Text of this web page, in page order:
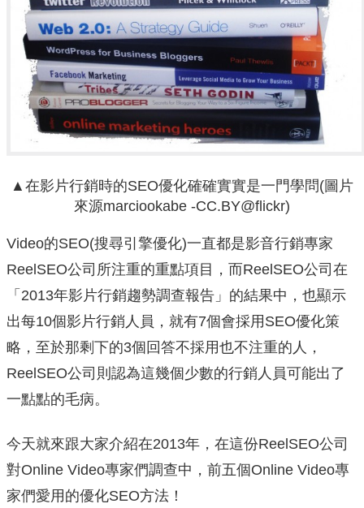
▲在影片行銷時的SEO優化確確實實是一門學問(圖片
來源marciookabe -CC.BY@ﬂickr)
Video的SEO(搜尋引擎優化)一直都是影音行銷專家
ReelSEO公司所注重的重點項目，而ReelSEO公司在
「2013年影片行銷趨勢調查報告」的結果中，也顯示
出每10個影片行銷人員，就有7個會採用SEO優化策
略，至於那剩下的3個回答不採用也不注重的人，
ReelSEO公司則認為這幾個少數的行銷人員可能出了
一點點的毛病。
今天就來跟大家介紹在2013年，在這份ReelSEO公司
對Online Video專家們調查中，前五個Online Video專
家們愛用的優化SEO方法！